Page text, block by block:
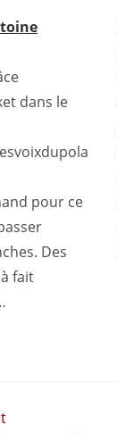
dans le
pour ce
Des
fait